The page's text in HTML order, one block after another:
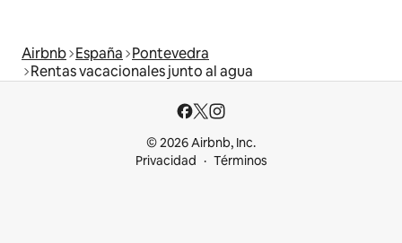
Airbnb España Pontevedra
Rentas vacacionales junto al agua
© 2026 Airbnb, Inc.
Privacidad
Términos